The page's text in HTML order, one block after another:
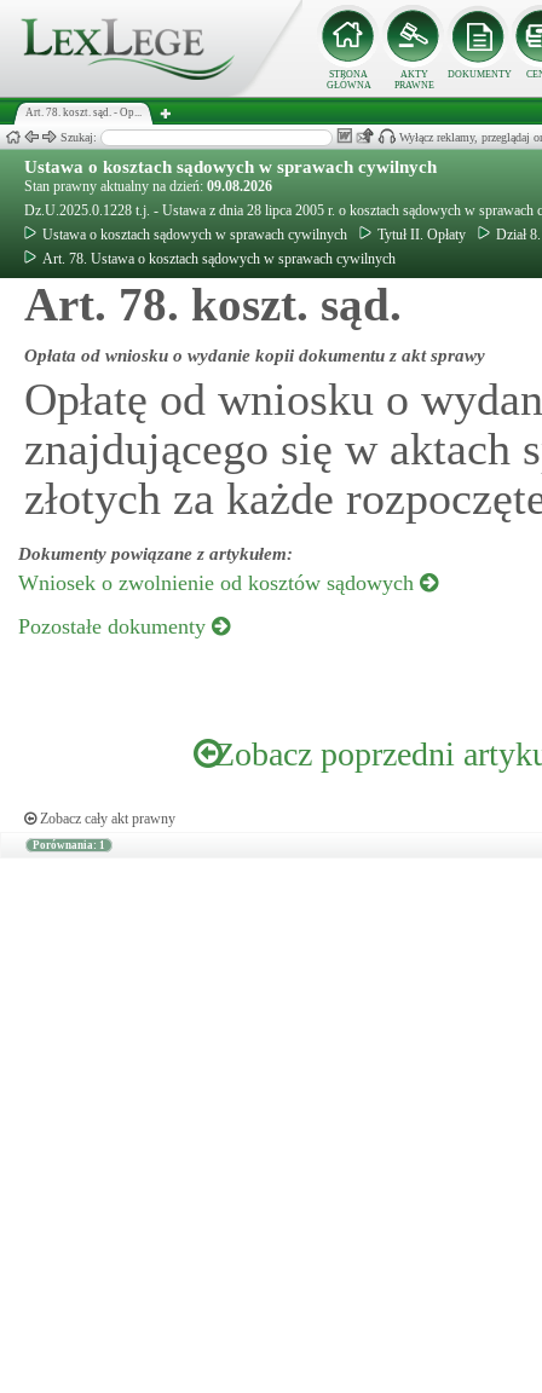
STRONA
GŁÓWNA
AKTY
PRAWNE
DOKUMENTY
Art. 78. koszt. sąd. - Op...
Szukaj: Wyłącz reklamy, przeglądaj
Ustawa o kosztach sądowych w sprawach cywilnych
Stan prawny aktualny na dzień: 09.08.2026
Dz.U.2025.0.1228 t.j. - Ustawa z dnia 28 lipca 2005 r. o kosztach sądowych w sprawach
Ustawa o kosztach sądowych w sprawach cywilnych
Tytuł II. Opłaty
Dział
Art. 78. Ustawa o kosztach sądowych w sprawach cywilnych
Art. 78. koszt. sąd.
Opłata od wniosku o wydanie kopii dokumentu z akt sprawy
Opłatę od wniosku o
znajdującego się w aktach
złotych za każde
Dokumenty powiązane z artykułem:
Wniosek o zwolnienie od kosztów sądowych
Pozostałe dokumenty
Zobacz poprzedni
Zobacz cały akt prawny
Porównania: 1